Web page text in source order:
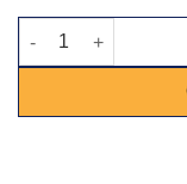
Stoel Spectra zwart